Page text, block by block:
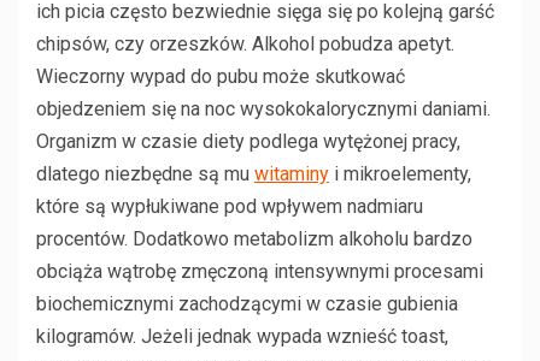
ich picia często bezwiednie sięga się po kolejną garść
chipsów, czy orzeszków. Alkohol pobudza apetyt.
Wieczorny wypad do pubu może skutkować
objedzeniem się na noc wysokokalorycznymi daniami.
Organizm w czasie diety podlega wytężonej pracy,
dlatego niezbędne są mu witaminy i mikroelementy,
które są wypłukiwane pod wpływem nadmiaru
procentów. Dodatkowo metabolizm alkoholu bardzo
obciąża wątrobę zmęczoną intensywnymi procesami
biochemicznymi zachodzącymi w czasie gubienia
kilogramów. Jeżeli jednak wypada wznieść toast,